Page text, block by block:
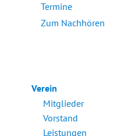
Termine
Zum Nachhören
Verein
Mitglieder
Vorstand
Leistungen